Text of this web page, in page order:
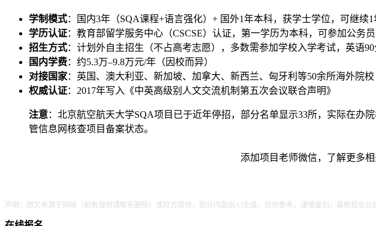
学制模式：国内3年（SQA课程+语言强化）+ 国外1年本科，获学士学位，可继续
学历认证：教育部留学服务中心（CSCSE）认证，第一学历为本科，可参加公务
招生方式：计划外自主招生（不占高考志愿），多数需参加学校入学考试，英语
国内学费：约5.3万–9.8万元/年（因校而异）
对接国家：英国、澳大利亚、新加坡、加拿大、新西兰、匈牙利等50余所海外院校
权威认证：2017年写入《中英高级别人文交流机制第五次会议联合声明》
注意：北京航空航天大学SQA项目已于近年停招，部分名单显示33所，实际在办
管信息网核查项目备案状态。
添加项目老师微信，了解更多相
声明：图文来源于网络（如有侵权请联系删除）或校方提供，部分内容由AI生成，仅供参考，谨慎鉴别；最新招生公